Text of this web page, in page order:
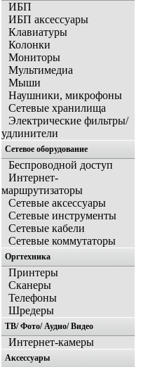
ИБП
ИБП аксессуары
Клавиатуры
Колонки
Мониторы
Мультимедиа
Мыши
Наушники, микрофоны
Сетевые хранилища
Электрические фильтры/
удлинители
Сетевое оборудование
Беспроводной доступ
Интернет-
маршрутизаторы
Сетевые аксессуары
Сетевые инструменты
Сетевые кабели
Сетевые коммутаторы
Оргтехника
Принтеры
Сканеры
Телефоны
Шредеры
ТВ/ Фото/ Аудио/ Видео
Интернет-камеры
Аксессуары